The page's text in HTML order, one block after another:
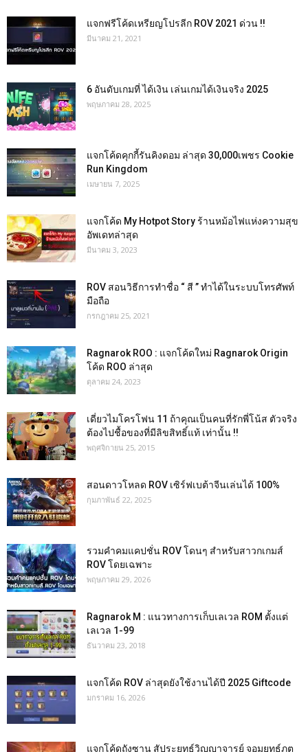
แจกฟรีโค้ดเหรียญโปรลีก ROV 2021 ด่วน !!
มีนาคม 21, 2021
6 อันดับเกมที่ ได้เงิน เล่นเกมได้เงินจริง 2025
พฤษภาคม 28, 2025
แจกโค้ดคุกกี้รันคิงดอม ล่าสุด 30,000เพชร Cookie
Run Kingdom
เมษายน 7, 2025
แจกโค้ด My Hotpot Story ร้านหม้อไฟแห่งความสุข
อัพเดทล่าสุด
มีนาคม 3, 2023
ROV สอนวิธีการทำชื่อ “ สี ” ทำได้ในระบบโทรศัพท์
มือถือ
กรกฎาคม 25, 2021
Ragnarok ROO : แจกโค้ดใหม่ Ragnarok Origin
โค้ด ROO ล่าสุด
ตุลาคม 24, 2023
เดี่ยวไมโครโฟน 11 ถ้าคุณเป็นคนที่รักพี่โน้ส ตัวจริง
ต้องไปชื้อของที่มีลิขสิทธิ์แท้ เท่านั้น !!
พฤศจิกายน 25, 2015
สอนดาวโหลด ROV เซิร์ฟเบต้าจีนเล่นได้ 100%
กุมภาพันธ์ 22, 2025
รวมคำคมแคปชั่น ROV โดนๆ สำหรับสาวกเกมส์
ROV โดยเฉพาะ
พฤษภาคม 29, 2026
Ragnarok M : แนวทางการเก็บเลเวล ROM ตั้งแต่
เลเวล 1-99
ธันวาคม 23, 2018
แจกโค้ด ROV ล่าสุดยังใช้งานได้ปี 2025 Giftcode
มกราคม 16, 2026
แจกโค้ดถังซาน สัประยุทธ์วิญญาจารย์ จอมยุทธ์ภูต